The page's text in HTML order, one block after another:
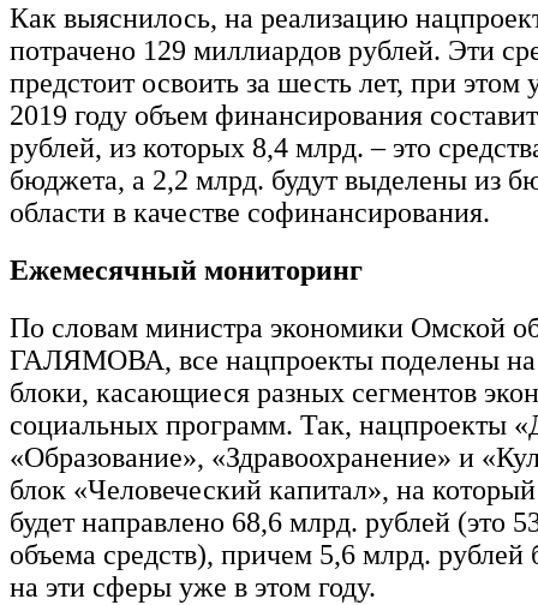
Как выяснилось, на реализацию
потрачено 129 миллиардов рублей. Эти
предстоит освоить за шесть лет, при
2019 году объем финансирования
рублей, из которых 8,4 млрд. – это
бюджета, а 2,2 млрд. будут выделены из
области в качестве софинансирования.
Ежемесячный мониторинг
По словам министра экономики Омской
ГАЛЯМОВА, все нацпроекты поделены на
блоки, касающиеся разных сегментов
социальных программ. Так, нацпроекты
«Образование», «Здравоохранение» и
блок «Человеческий капитал», на
будет направлено 68,6 млрд. рублей (это
объема средств), причем 5,6 млрд. рублей
на эти сферы уже в этом году.